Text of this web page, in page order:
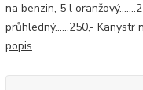
na benzin, 5 l
průhledný......250,-
popis